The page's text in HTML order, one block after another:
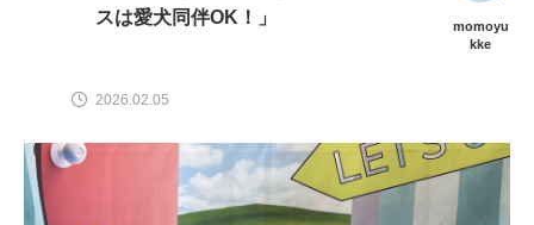
スは愛犬同伴OK！」
momoyu
kke
2026.02.05